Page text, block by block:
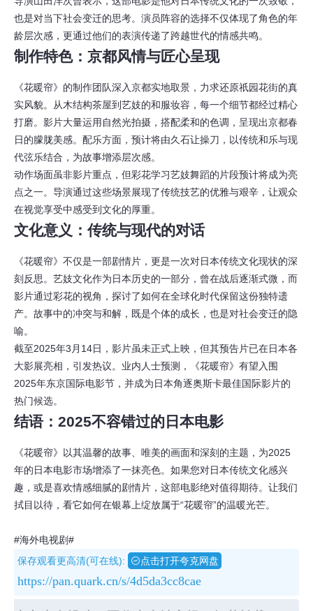
也是对当下社会变迁的思考。演员阵容的选择不仅体现了角色的年
龄层次感，更通过他们的表演传递了跨越世代的情感共鸣。
制作特色：京都风情与匠心呈现
《花暖帘》的制作团队深入京都实地取景，力求还原祇园花街的真
实风貌。从木结构茶屋到艺妓的和服妆容，每一个细节都经过精心
打磨。影片大量运用自然光拍摄，搭配柔和的色调，呈现出京都春
日的朦胧美感。配乐方面，预计将由久石让操刀，以传统和乐与现
代弦乐结合，为故事增添层次感。
动作场面虽非影片重点，但彩花学习艺妓舞蹈的片段预计将成为亮
点之一。导演通过这些场景展现了传统技艺的优雅与艰辛，让观众
在视觉享受中感受到文化的厚重。
文化意义：传统与现代的对话
《花暖帘》不仅是一部剧情片，更是一次对日本传统文化现状的深
刻反思。艺妓文化作为日本历史的一部分，曾在战后逐渐式微，而
影片通过彩花的视角，探讨了如何在全球化时代保留这份独特遗
产。故事中的冲突与和解，既是个体的成长，也是对社会变迁的隐
喻。
截至2025年3月14日，影片虽未正式上映，但其预告片已在日本各
大影展亮相，引发热议。业内人士预测，《花暖帘》有望入围
2025年东京国际电影节，并成为日本角逐奥斯卡最佳国际影片的
热门候选。
结语：2025不容错过的日本电影
《花暖帘》以其温馨的故事、唯美的画面和深刻的主题，为2025
年的日本电影市场增添了一抹亮色。如果您对日本传统文化感兴
趣，或是喜欢情感细腻的剧情片，这部电影绝对值得期待。让我们
拭目以待，看它如何在银幕上绽放属于“花暖帘”的温暖光芒。
#海外电视剧#
保存观看更高清(可在线):
点击打开夸克网盘
https://pan.quark.cn/s/4d5da3cc8cae